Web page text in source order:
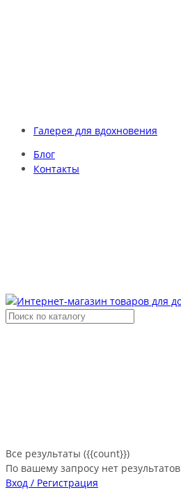
Галерея для вдохновения
Блог
Контакты
Все результаты ({{count}})
По вашему запросу нет результатов
Вход / Регистрация